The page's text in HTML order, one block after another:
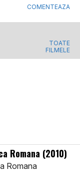
COMENTEAZA
TOATE
FILMELE
Romana (2010)
Romana